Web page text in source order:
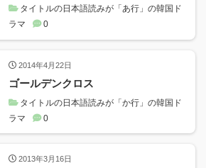
タイトルの日本語読みが「あ行」の韓国ド
ラマ
0
2014年4月22日
ゴールデンクロス
タイトルの日本語読みが「か行」の韓国ド
ラマ
0
2013年3月16日